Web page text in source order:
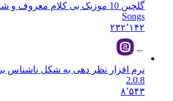
گلچین 10 موزیک بی کلام معروف و شنیدنی
Songs
۲۳۲٬۱۴۲
نرم افزار نظر دهی به شکل ناشناس
2.0.8
۸٬۵۴۳